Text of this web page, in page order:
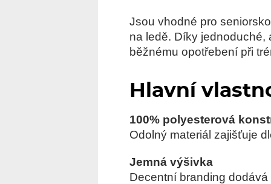
Jsou vhodné pro
na ledě. Díky
běžnému opotřebení při
Hlavní
100% polyesterová
Odolný materiál zajišťuje
Jemná výšivka
Decentní branding